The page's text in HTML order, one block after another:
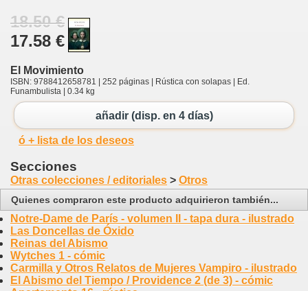
18.50 €
17.58 €
El Movimiento
ISBN: 9788412658781 | 252 páginas | Rústica con solapas | Ed.
Funambulista | 0.34 kg
añadir (disp. en 4 días)
ó + lista de los deseos
Secciones
Otras colecciones / editoriales > Otros
Quienes compraron este producto adquirieron también...
Notre-Dame de París - volumen II - tapa dura - ilustrado
Las Doncellas de Óxido
Reinas del Abismo
Wytches 1 - cómic
Carmilla y Otros Relatos de Mujeres Vampiro - ilustrado
El Abismo del Tiempo / Providence 2 (de 3) - cómic